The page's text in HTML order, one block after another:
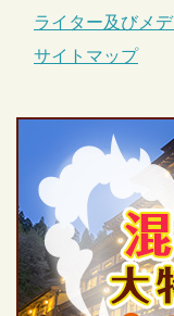
ライター及びメ
サイトマップ